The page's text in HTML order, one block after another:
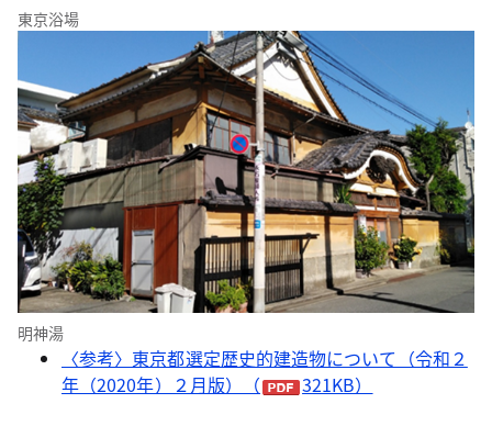
東京浴場
明神湯
〈参考〉東京都選定歴史的建造物について（令和２
年（2020年）２月版）（
321KB）